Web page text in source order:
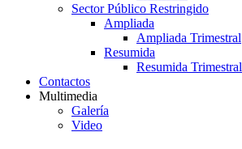
Sector Público Restringido
Ampliada
Ampliada Trimestral
Resumida
Resumida Trimestral
Contactos
Multimedia
Galería
Video